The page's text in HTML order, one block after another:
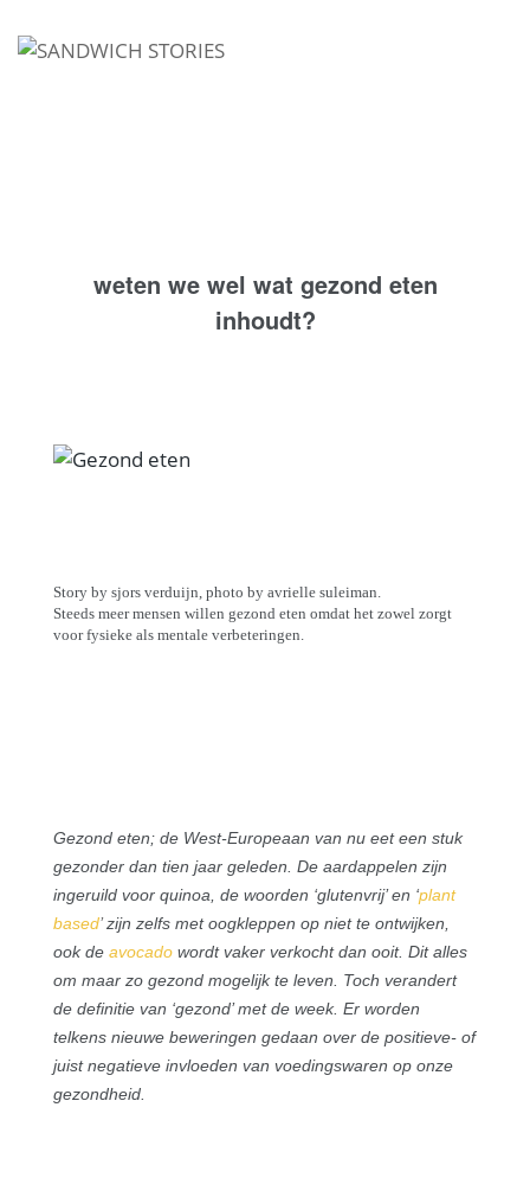
I'm looking for
weten we wel wat gezond eten
inhoudt?
Story by sjors verduijn, photo by avrielle suleiman.
Steeds meer mensen willen gezond eten omdat het zowel zorgt
voor fysieke als mentale verbeteringen.
Gezond eten; de West-Europeaan van nu eet een stuk
gezonder dan tien jaar geleden. De aardappelen zijn
ingeruild voor quinoa, de woorden ‘glutenvrij’ en ‘plant
based’zijn zelfs met oogkleppen op niet te ontwijken,
ook de avocado wordt vaker verkocht dan ooit. Dit alles
om maar zo gezond mogelijk te leven. Toch verandert
de definitie van ‘gezond’ met de week. Er worden
telkens nieuwe beweringen gedaan over de positieve- of
juist negatieve invloeden van voedingswaren op onze
gezondheid.